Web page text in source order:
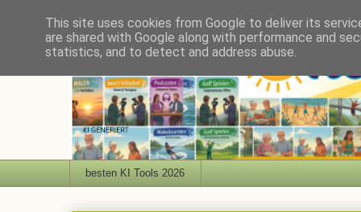
besten KI Tools 2026
This site uses cookies from Google to deliver its
are shared with Google along with performance and
statistics, and to detect and address abuse.